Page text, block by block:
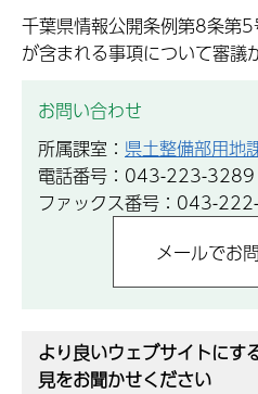
千葉県情報公開条例第8条第
が含まれる事項について審議
お問い合わせ
所属課室： 県土整備部用地
電話番号：043-223-3289
ファックス番号：043-
より良いウェブサイトにす
見をお聞かせください